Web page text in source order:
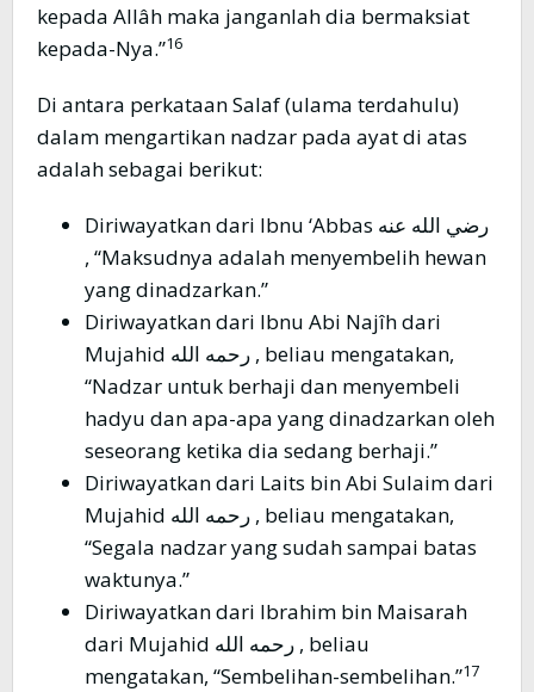
kepada Allâh maka janganlah dia bermaksiat
kepada-Nya.”16
Di antara perkataan Salaf (ulama terdahulu)
dalam mengartikan nadzar pada ayat di atas
adalah sebagai berikut:
Diriwayatkan dari Ibnu ‘Abbas رضي الله عنه
, “Maksudnya adalah menyembelih hewan
yang dinadzarkan.”
Diriwayatkan dari Ibnu Abi Najîh dari
Mujahid رحمه الله , beliau mengatakan,
“Nadzar untuk berhaji dan menyembeli
hadyu dan apa-apa yang dinadzarkan oleh
seseorang ketika dia sedang berhaji.”
Diriwayatkan dari Laits bin Abi Sulaim dari
Mujahid رحمه الله , beliau mengatakan,
“Segala nadzar yang sudah sampai batas
waktunya.”
Diriwayatkan dari Ibrahim bin Maisarah
dari Mujahid رحمه الله , beliau
mengatakan, “Sembelihan-sembelihan.”17